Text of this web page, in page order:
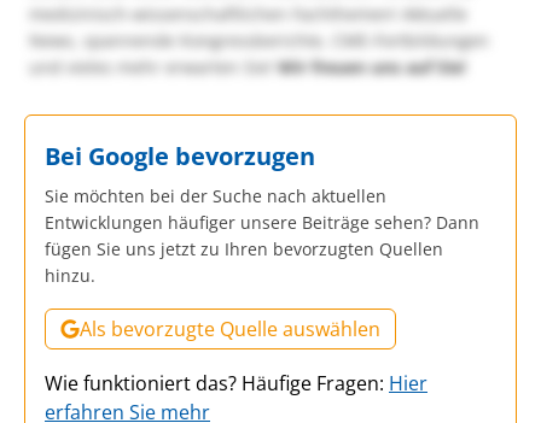
medizinisch-wissenschaftlichen Fachthemen! Aktuelle
News, spannende Kongressberichte, CME-Fortbildungen
und vieles mehr erwarten Sie!Wir freuen uns auf Sie!
Bei Google bevorzugen
Sie möchten bei der Suche nach aktuellen
Entwicklungen häufiger unsere Beiträge sehen? Dann
fügen Sie uns jetzt zu Ihren bevorzugten Quellen
hinzu.
Als bevorzugte Quelle auswählen
Wie funktioniert das? Häufige Fragen: Hier
erfahren Sie mehr